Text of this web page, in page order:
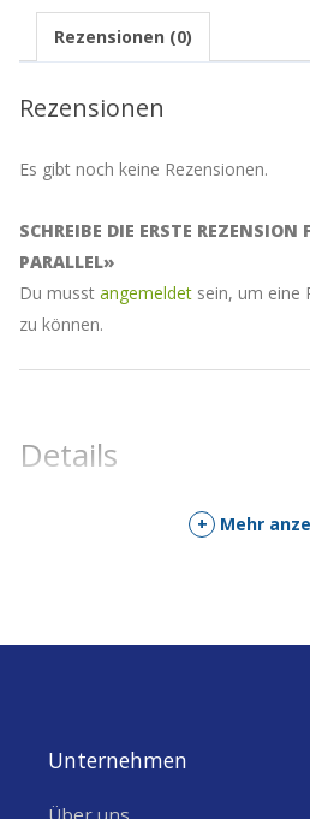
Rezensionen (0)
Rezensionen
Es gibt noch keine Rezensionen.
SCHREIBE DIE ERSTE
PARALLEL»
Du musst angemeldet sein, um eine
zu können.
Details
+ Mehr
Unternehmen